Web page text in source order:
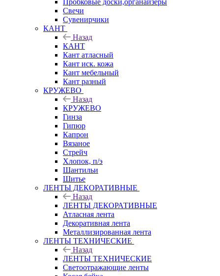
Пробковые доски,органайзеры
Свечи
Сувенирчики
КАНТ
Назад
КАНТ
Кант атласный
Кант иск. кожа
Кант мебельный
Кант разный
КРУЖЕВО
Назад
КРУЖЕВО
Гинза
Гипюр
Капрон
Вязаное
Стрейч
Хлопок, п/э
Шантильи
Шитье
ЛЕНТЫ ДЕКОРАТИВНЫЕ
Назад
ЛЕНТЫ ДЕКОРАТИВНЫЕ
Атласная лента
Декоративная лента
Металлизированная лента
ЛЕНТЫ ТЕХНИЧЕСКИЕ
Назад
ЛЕНТЫ ТЕХНИЧЕСКИЕ
Светоотражающие ленты